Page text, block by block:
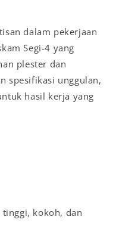
dalam pekerjaan
Segi-4 yang
plester dan
spesifikasi unggulan,
hasil kerja yang
tinggi, kokoh, dan